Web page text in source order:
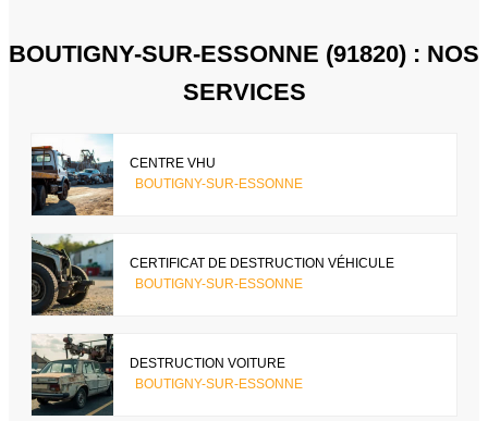
BOUTIGNY-SUR-ESSONNE (91820) : NOS
SERVICES
CENTRE VHU
BOUTIGNY-SUR-ESSONNE
CERTIFICAT DE DESTRUCTION VÉHICULE
BOUTIGNY-SUR-ESSONNE
DESTRUCTION VOITURE
BOUTIGNY-SUR-ESSONNE